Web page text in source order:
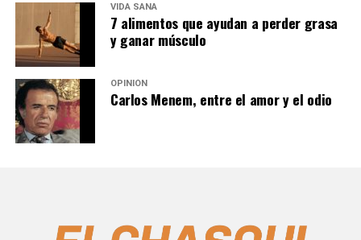
VIDA SANA
7 alimentos que ayudan a perder grasa
y ganar músculo
OPINIÓN
Carlos Menem, entre el amor y el odio